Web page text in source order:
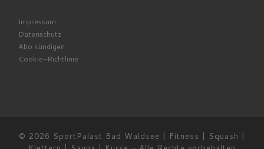
Impressum
Datenschutz
Abo kündigen
Cookie-Richtlinie
© 2026 SportPalast Bad Waldsee | Fitness | Squash |